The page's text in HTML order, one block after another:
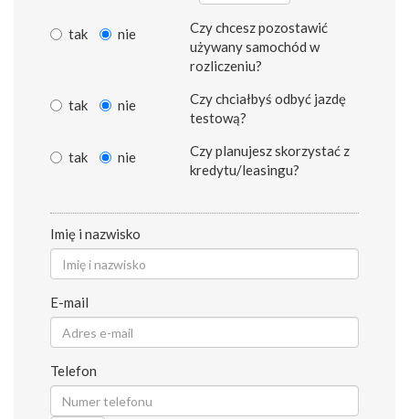
tak nie
Czy chcesz pozostawić
używany samochód w
rozliczeniu?
tak nie
Czy chciałbyś odbyć jazdę
testową?
tak nie
Czy planujesz skorzystać z
kredytu/leasingu?
Imię i nazwisko
E-mail
Telefon